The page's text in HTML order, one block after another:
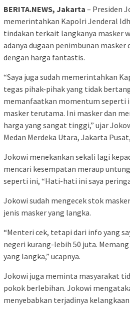
BERITA.NEWS, Jakarta – Presiden
memerintahkan Kapolri Jenderal
tindakan terkait langkanya masker
adanya dugaan penimbunan masker
dengan harga fantastis.
“Saya juga sudah memerintahkan
tegas pihak-pihak yang tidak
memanfaatkan momentum seperti
masker terutama. Ini masker dan
harga yang sangat tinggi,” ujar
Medan Merdeka Utara, Jakarta
Jokowi menekankan sekali lagi
mencari kesempatan meraup
seperti ini, “Hati-hati ini saya
Jokowi sudah mengecek stok
jenis masker yang langka.
“Menteri cek, tetapi dari info yang
negeri kurang-lebih 50 juta.
yang langka,” ucapnya.
Jokowi juga meminta masyarakat
pokok berlebihan. Jokowi
menyebabkan terjadinya